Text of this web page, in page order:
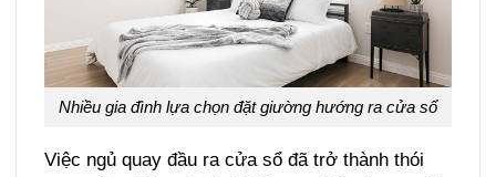
Nhiều gia đình lựa chọn đặt giường hướng ra cửa sổ
Việc ngủ quay đầu ra cửa sổ đã trở thành thói